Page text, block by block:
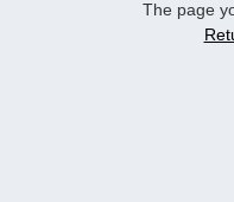
The page